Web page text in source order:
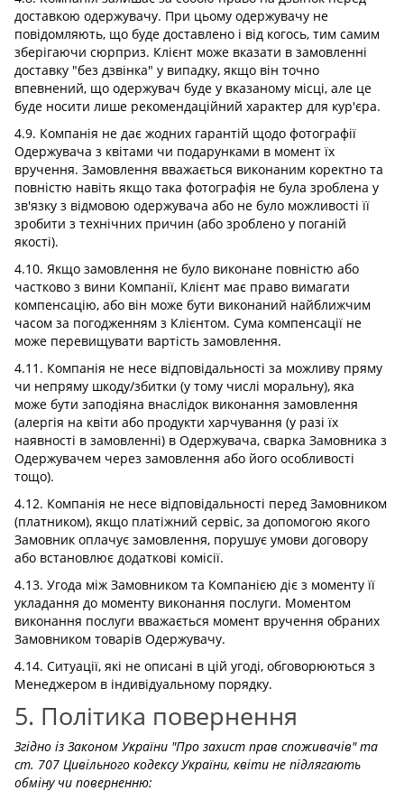
доставкою одержувачу. При цьому одержувачу не
повідомляють, що буде доставлено і від когось, тим самим
зберігаючи сюрприз. Клієнт може вказати в замовленні
доставку "без дзвінка" у випадку, якщо він точно
впевнений, що одержувач буде у вказаному місці, але це
буде носити лише рекомендаційний характер для кур'єра.
4.9. Компанія не дає жодних гарантій щодо фотографії
Одержувача з квітами чи подарунками в момент їх
вручення. Замовлення вважається виконаним коректно та
повністю навіть якщо така фотографія не була зроблена у
зв'язку з відмовою одержувача або не було можливості її
зробити з технічних причин (або зроблено у поганій
якості).
4.10. Якщо замовлення не було виконане повністю або
частково з вини Компанії, Клієнт має право вимагати
компенсацію, або він може бути виконаний найближчим
часом за погодженням з Клієнтом. Сума компенсації не
може перевищувати вартість замовлення.
4.11. Компанія не несе відповідальності за можливу пряму
чи непряму шкоду/збитки (у тому числі моральну), яка
може бути заподіяна внаслідок виконання замовлення
(алергія на квіти або продукти харчування (у разі їх
наявності в замовленні) в Одержувача, сварка Замовника з
Одержувачем через замовлення або його особливості
тощо).
4.12. Компанія не несе відповідальності перед Замовником
(платником), якщо платіжний сервіс, за допомогою якого
Замовник оплачує замовлення, порушує умови договору
або встановлює додаткові комісії.
4.13. Угода між Замовником та Компанією діє з моменту її
укладання до моменту виконання послуги. Моментом
виконання послуги вважається момент вручення обраних
Замовником товарів Одержувачу.
4.14. Ситуації, які не описані в цій угоді, обговорюються з
Менеджером в індивідуальному порядку.
5. Політика повернення
Згідно із Законом України "Про захист прав споживачів" та
ст. 707 Цивільного кодексу України, квіти не підлягають
обміну чи поверненню: